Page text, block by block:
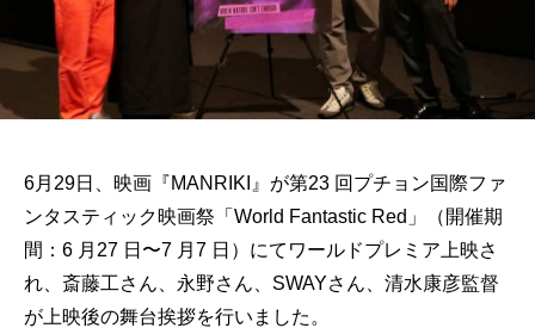
6月29日、映画『MANRIKI』が第23 回プチョン国際ファ
ンタスティック映画祭「World Fantastic Red」（開催期
間：6 ⽉27 ⽇〜7 ⽉7 ⽇）にてワールドプレミア上映さ
れ、斎藤⼯さん、永野さん、SWAYさん、清⽔康彦監督
が上映後の舞台挨拶を⾏いました。